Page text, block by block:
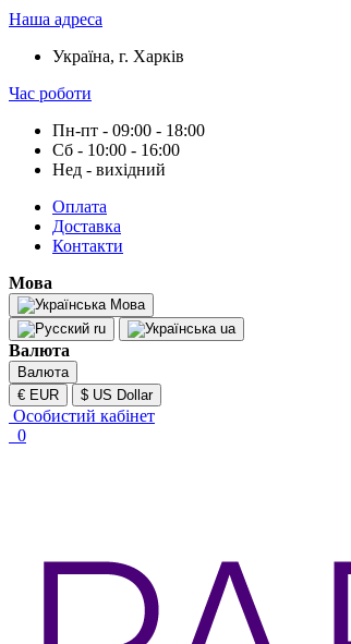
Наша адреса
Україна, г. Харків
Час роботи
Пн-пт - 09:00 - 18:00
Сб - 10:00 - 16:00
Нед - вихідний
Оплата
Доставка
Контакти
Мова
Мова
ru
ua
Валюта
Валюта
€ EUR
$ US Dollar
Особистий кабінет
0